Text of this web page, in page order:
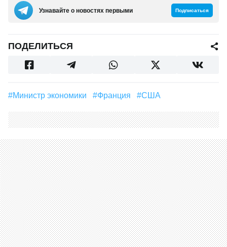
Узнавайте о новостях первыми Подписаться
ПОДЕЛИТЬСЯ
#Министр экономики #Франция #США